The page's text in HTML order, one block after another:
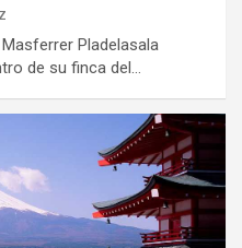
Pladelasala
de su finca del…